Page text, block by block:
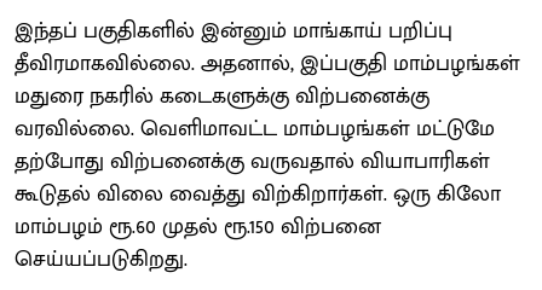
இந்தப் பகுதிகளில் இன்னும் மாங்காய் பறிப்பு
தீவிரமாகவில்லை. அதனால், இப்பகுதி மாம்பழங்கள்
மதுரை நகரில் கடைகளுக்கு விற்பனைக்கு
வரவில்லை. வெளிமாவட்ட மாம்பழங்கள் மட்டுமே
தற்போது விற்பனைக்கு வருவதால் வியாபாரிகள்
கூடுதல் விலை வைத்து விற்கிறார்கள். ஒரு கிலோ
மாம்பழம் ரூ.60 முதல் ரூ.150 விற்பனை
செய்யப்படுகிறது.